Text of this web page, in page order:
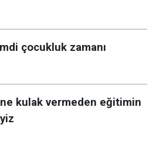
çocukluk zamanı
kulak vermeden eğitimin